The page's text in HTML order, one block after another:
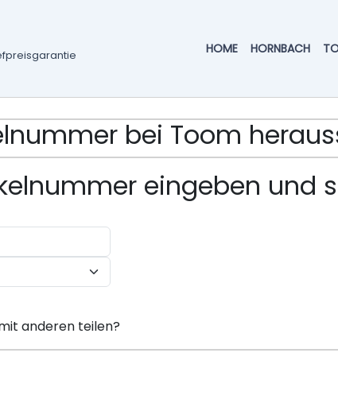
HOME HORNBACH
bei Toom
eingeben und
anderen teilen?